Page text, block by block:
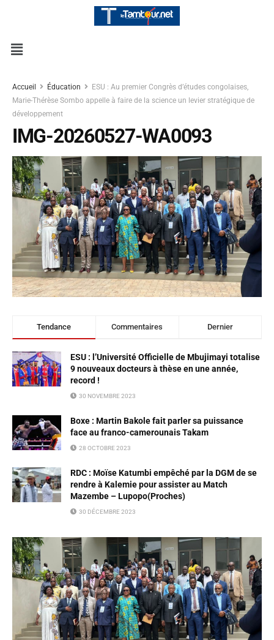
Accueil Éducation
ESU : Au premier Congrès d’études congolaises,
Marie-Thérèse Sombo appelle à faire de la science un levier stratégique de
développement
IMG-20260527-WA0093
Tendance Commentaires Dernier
ESU : l’Université Officielle de Mbujimayi totalise
9 nouveaux docteurs à thèse en une année,
record !
30 NOVEMBRE 2023
Boxe : Martin Bakole fait parler sa puissance
face au franco-camerounais Takam
28 OCTOBRE 2023
RDC : Moïse Katumbi empêché par la DGM de se
rendre à Kalemie pour assister au Match
Mazembe – Lupopo(Proches)
30 DÉCEMBRE 2023